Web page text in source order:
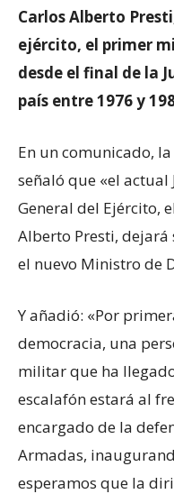
Carlos Alberto
ejército, el primer
desde el final de la
país entre 1976 y
En un comunicado,
señaló que «el actual
General del Ejército,
Alberto Presti,
el nuevo Ministro de
Y añadió: «Por
democracia, una
militar que ha
escalafón estará al
encargado de la
Armadas,
esperamos que la